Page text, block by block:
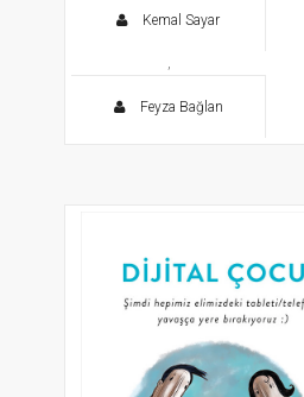
Kemal Sayar
Feyza Bağlan